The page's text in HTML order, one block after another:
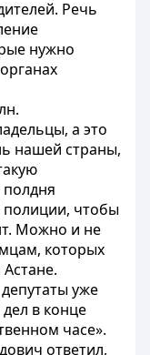
Речь
нужно
а это
нашей страны,
полиции, чтобы
Можно и не
которых
уже
в конце
часе».
ответил,